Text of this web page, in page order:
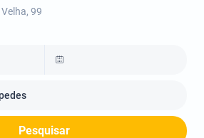
99
Pesquisar